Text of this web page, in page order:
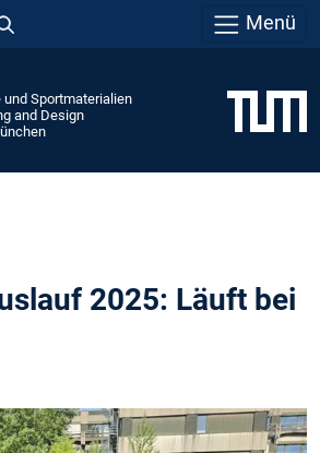
Menü
Sportmaterialien
and Design
2025: Läuft bei